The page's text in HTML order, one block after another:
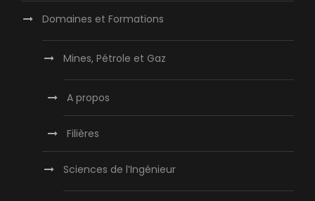
Domaines et Formations
Mines, Pétrole et Gaz
A propos
Filières
Sciences de l’Ingénieur